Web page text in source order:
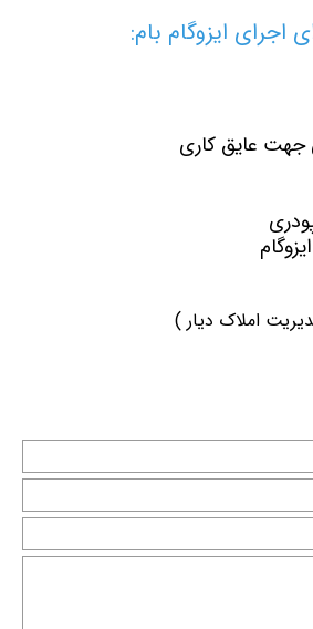
اجرای ایزوگام بام:
جهت عایق کاری
املاک دیار )